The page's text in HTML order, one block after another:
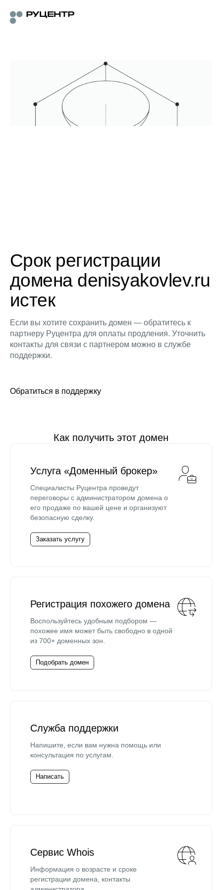
Срок регистрации
домена denisyakovlev.ru
истек
Если вы хотите сохранить домен — обратитесь к
партнеру Руцентра для оплаты продления. Уточнить
контакты для связи с партнером можно в службе
поддержки.
Обратиться в поддержку
Как получить этот домен
Услуга «Доменный брокер»
Специалисты Руцентра проведут
переговоры с администратором домена о
его продаже по вашей цене и организуют
безопасную сделку.
Заказать услугу
Регистрация похожего домена
Воспользуйтесь удобным подбором —
похожее имя может быть свободно в одной
из 700+ доменных зон.
Подобрать домен
Служба поддержки
Напишите, если вам нужна помощь или
консультация по услугам.
Написать
Сервис Whois
Информация о возрасте и сроке
регистрации домена, контакты